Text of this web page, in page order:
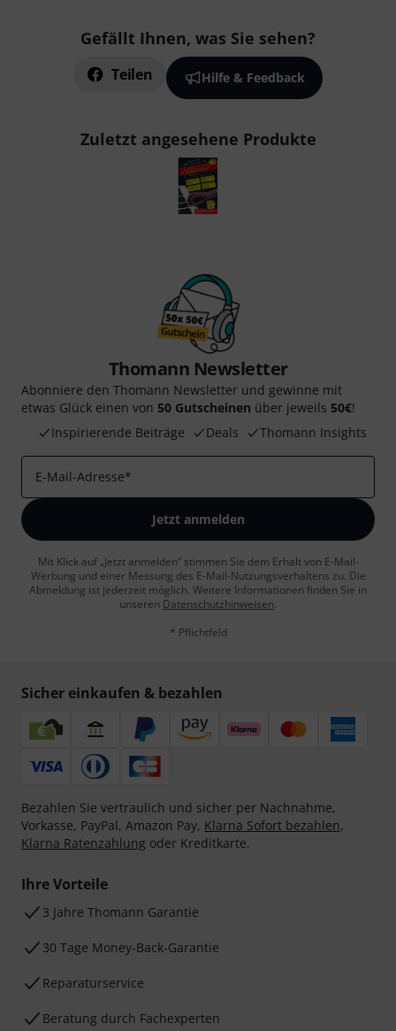
Gefällt Ihnen, was Sie sehen?
Teilen Hilfe & Feedback
Zuletzt angesehene Produkte
Thomann Newsletter
Abonniere den Thomann Newsletter und gewinne mit
etwas Glück einen von 50 Gutscheinen über jeweils 50€!
Inspirierende Beiträge
Deals Thomann Insights
E-Mail-Adresse*
Jetzt anmelden
Mit Klick auf „Jetzt anmelden“ stimmen Sie dem Erhalt von E-Mail-
Werbung und einer Messung des E-Mail-Nutzungsverhaltens zu. Die
Abmeldung ist jederzeit möglich. Weitere Informationen finden Sie in
unseren Datenschutzhinweisen.
* Pflichtfeld
Sicher einkaufen & bezahlen
Bezahlen Sie vertraulich und sicher per Nachnahme,
Vorkasse, PayPal, Amazon Pay, Klarna Sofort bezahlen,
Klarna Ratenzahlung oder Kreditkarte.
Ihre Vorteile
3 Jahre Thomann Garantie
30 Tage Money-Back-Garantie
Reparaturservice
Beratung durch Fachexperten